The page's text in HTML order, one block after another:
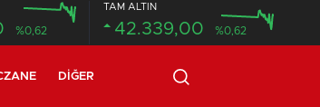
%0,62
TAM ALTIN
42.339,00 %0,62
DIĞER